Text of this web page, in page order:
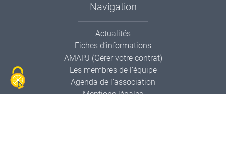
Navigation
Actualités
Fiches d’informations
AMAPJ (Gérer votre contrat)
Les membres de l’équipe
Agenda de l’association
Mentions légales